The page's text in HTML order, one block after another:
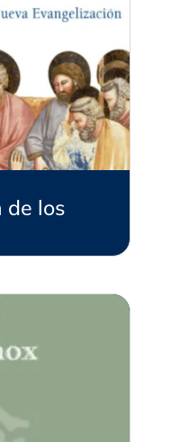
de los